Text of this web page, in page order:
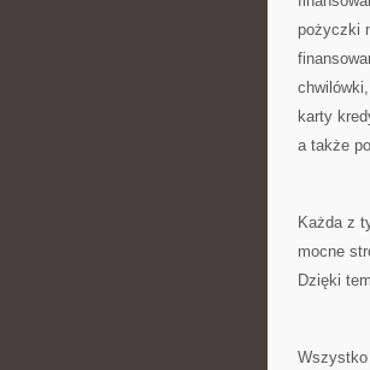
pożyczki
chwilówki,
karty
a także
Każda z
mocne
Dzięki
Wszystko